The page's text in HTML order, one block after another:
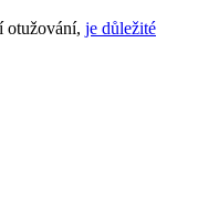
otužování, je důležité